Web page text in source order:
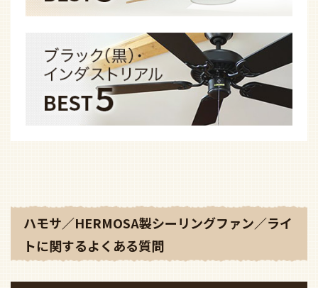
ハモサ／HERMOSA製シーリングファン／ライ
トに関するよくある質問